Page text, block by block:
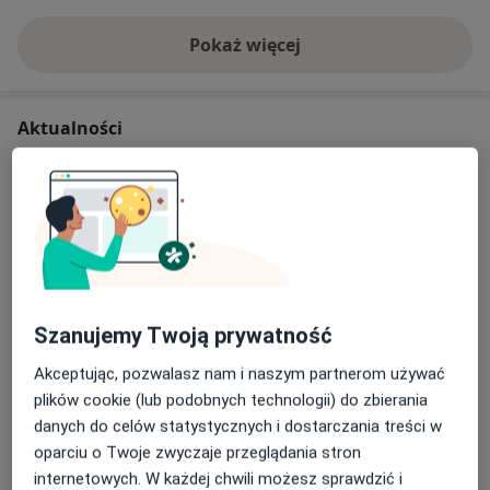
Pokaż więcejo doświadczeniu
Aktualności
lek. dent. Michał Karpiński
Romera 4b, 02-784 Warszawa
Wyposażyliśmy gabinet w wirówkę PRF Duo
Quattro, renomowanej firmy FM Dental. Dzięki
temu zakres usług poszerzamy o zabiegi z
Fibryna bogatopłytkowa to naturalny, złożony
Preparat jest pozyskiwany i wykorzystywany dla
tego samego Pacjenta, dlatego nazywamy go
autogennym lub autologicznym. PRF zawiera
wyłącznie składniki pochodzące od Pacjenta – nie
23/05/2023
Szanujemy Twoją prywatność
Akceptując, pozwalasz nam i naszym partnerom używać
plików cookie (lub podobnych technologii) do zbierania
danych do celów statystycznych i dostarczania treści w
oparciu o Twoje zwyczaje przeglądania stron
internetowych. W każdej chwili możesz sprawdzić i